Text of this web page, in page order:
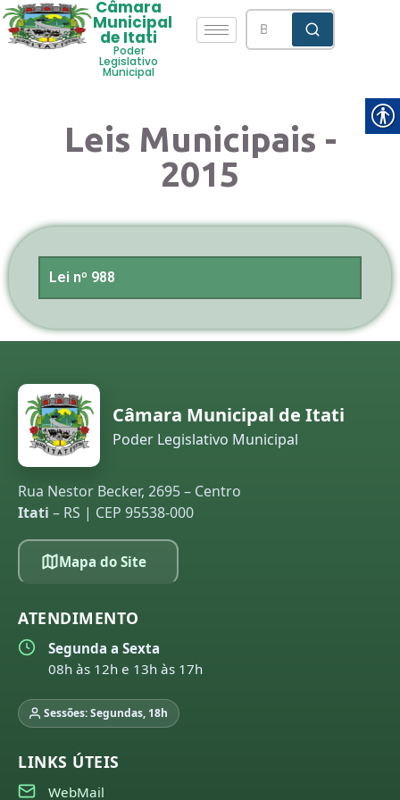
Câmara
Municipal
de Itati
Poder
Legislativo
Municipal
Leis Municipais -
2015
Lei nº 988
Câmara Municipal de Itati
Poder Legislativo Municipal
Rua Nestor Becker, 2695 – Centro
Itati – RS | CEP 95538-000
Mapa do Site
ATENDIMENTO
Segunda a Sexta
08h às 12h e 13h às 17h
Sessões: Segundas, 18h
LINKS ÚTEIS
WebMail